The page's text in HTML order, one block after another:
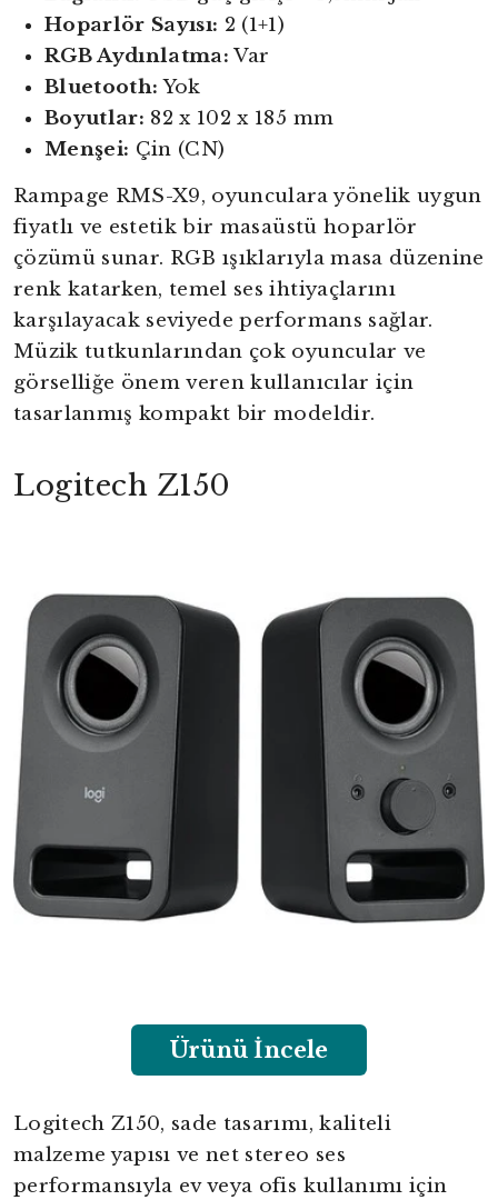
Hoparlör Sayısı: 2 (1+1)
RGB Aydınlatma: Var
Bluetooth: Yok
Boyutlar: 82 x 102 x 185 mm
Menşei: Çin (CN)
Rampage RMS-X9, oyunculara yönelik uygun
fiyatlı ve estetik bir masaüstü hoparlör
çözümü sunar. RGB ışıklarıyla masa düzenine
renk katarken, temel ses ihtiyaçlarını
karşılayacak seviyede performans sağlar.
Müzik tutkunlarından çok oyuncular ve
görselliğe önem veren kullanıcılar için
tasarlanmış kompakt bir modeldir.
Logitech Z150
Ürünü İncele
Logitech Z150, sade tasarımı, kaliteli
malzeme yapısı ve net stereo ses
performansıyla ev veya ofis kullanımı için